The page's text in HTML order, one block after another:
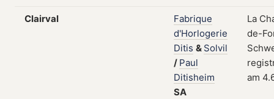
Clairval
Fabrique
d'Horlogerie
Ditis & Solvil
/ Paul
Ditisheim
SA
La
de-
am